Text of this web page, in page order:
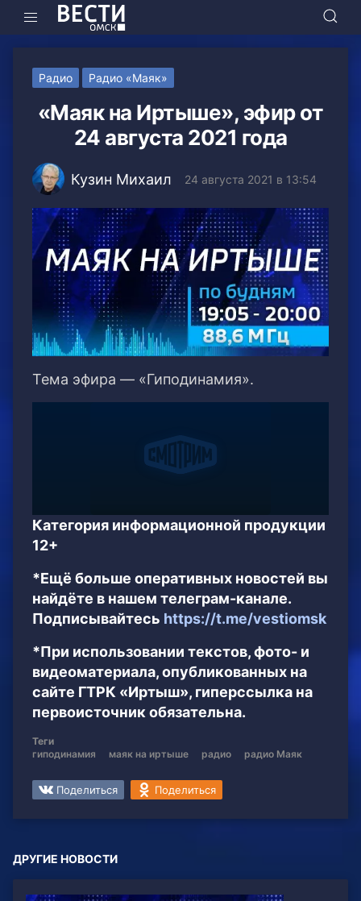
Радио Радио «Маяк»
«Маяк на Иртыше», эфир от
24 августа 2021 года
Кузин Михаил 24 августа 2021 в 13:54
Тема эфира — «Гиподинамия».
Категория информационной продукции
12+
*Ещё больше оперативных новостей вы
найдёте в нашем телеграм-канале.
Подписывайтесь https://t.me/vestiomsk
*При использовании текстов, фото- и
видеоматериала, опубликованных на
сайте ГТРК «Иртыш», гиперссылка на
первоисточник обязательна.
Теги
гиподинамия
маяк на иртыше радио радио Маяк
Поделиться Поделиться
ДРУГИЕ НОВОСТИ